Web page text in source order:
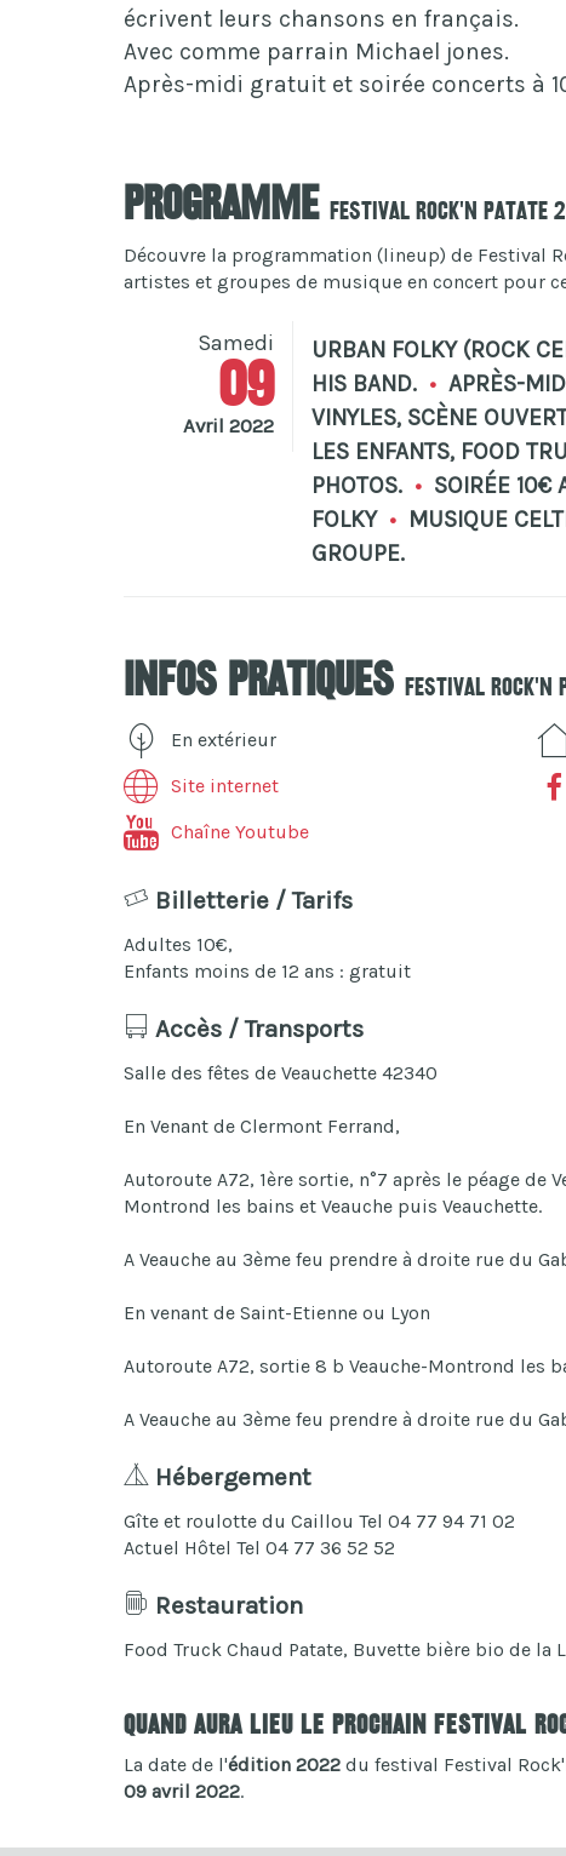
écrivent leurs chansons en français.
Avec comme parrain Michael jones.
Après-midi gratuit et soirée concerts à
Programme Festival Rock'n Patate
Découvre la programmation (lineup) de Festival
artistes et groupes de musique en concert pour
Samedi
09
Avril 2022
URBAN FOLKY (ROCK
HIS BAND. • APRÈS-
VINYLES, SCÈNE
LES ENFANTS, FOOD
PHOTOS. • SOIRÉE 10€
FOLKY • MUSIQUE
GROUPE.
Infos pratiques Festival Rock'n
En extérieur
Site internet
Chaîne Youtube
Billetterie / Tarifs
Adultes 10€,
Enfants moins de 12 ans : gratuit
Accès / Transports
Salle des fêtes de Veauchette 42340
En Venant de Clermont Ferrand,
Autoroute A72, 1ère sortie, n°7 après le péage de
Montrond les bains et Veauche puis Veauchette.
A Veauche au 3ème feu prendre à droite rue du
En venant de Saint-Etienne ou Lyon
Autoroute A72, sortie 8 b Veauche-Montrond les
A Veauche au 3ème feu prendre à droite rue du
Hébergement
Gîte et roulotte du Caillou Tel 04 77 94 71 02
Actuel Hôtel Tel 04 77 36 52 52
Restauration
Food Truck Chaud Patate, Buvette bière bio de la
Quand aura lieu le prochain Festival
La date de l'édition 2022 du festival Festival
09 avril 2022.